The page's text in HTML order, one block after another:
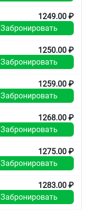
1249.00 ₽
Забронировать
1250.00 ₽
Забронировать
1259.00 ₽
Забронировать
1268.00 ₽
Забронировать
1275.00 ₽
Забронировать
1283.00 ₽
Забронировать